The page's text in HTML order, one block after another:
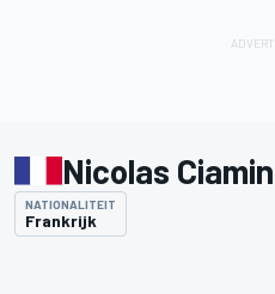
Nicolas Ciamin
NATIONALITEIT
Frankrijk